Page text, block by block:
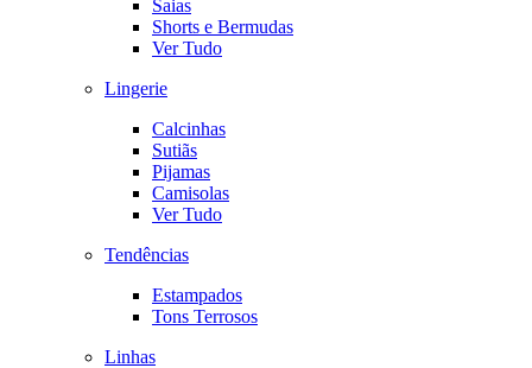
Saias
Shorts e Bermudas
Ver Tudo
Lingerie
Calcinhas
Sutiãs
Pijamas
Camisolas
Ver Tudo
Tendências
Estampados
Tons Terrosos
Linhas